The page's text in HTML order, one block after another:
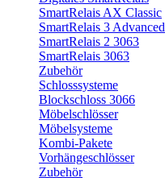
SmartRelais AX Classic
SmartRelais 3 Advanced
SmartRelais 2 3063
SmartRelais 3063
Zubehör
Schlosssysteme
Blockschloss 3066
Möbelschlösser
Möbelsysteme
Kombi-Pakete
Vorhängeschlösser
Zubehör